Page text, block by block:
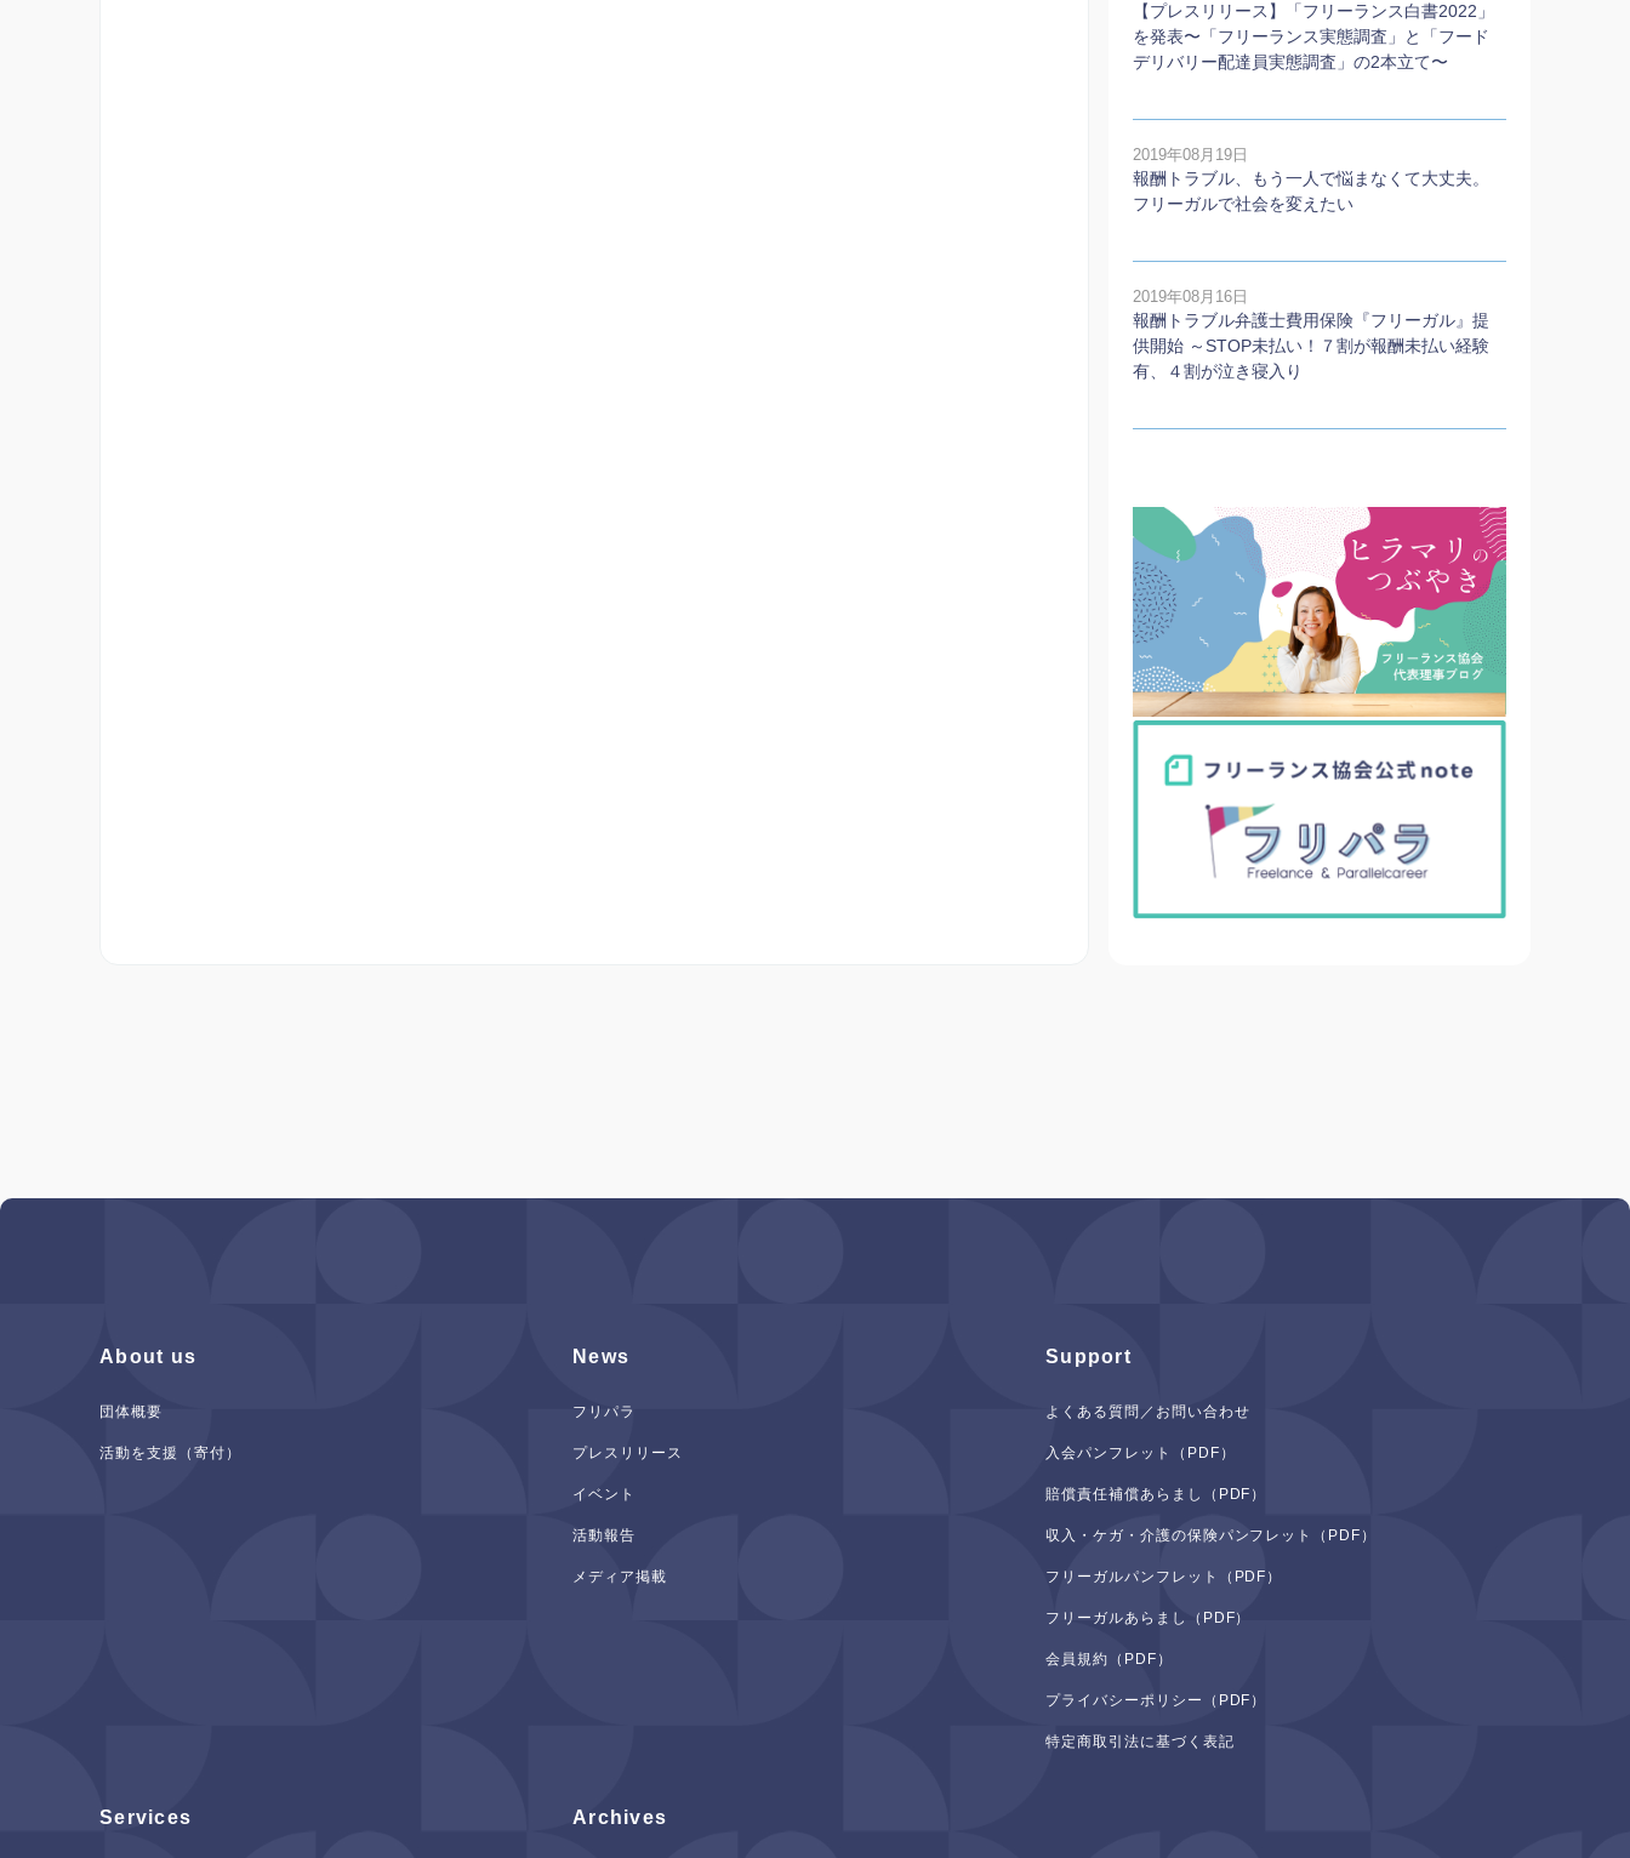
【プレスリリース】「フリーランス白書2022」
を発表〜「フリーランス実態調査」と「フード
デリバリー配達員実態調査」の2本⽴て〜
2019年08月19日
報酬トラブル、もう一人で悩まなくて大丈夫。
フリーガルで社会を変えたい
2019年08月16日
報酬トラブル弁護士費用保険『フリーガル』提
供開始 ～STOP未払い！７割が報酬未払い経験
有、４割が泣き寝入り
About us
団体概要
活動を支援（寄付）
News
フリパラ
プレスリリース
イベント
活動報告
メディア掲載
Support
よくある質問／お問い合わせ
入会パンフレット（PDF）
賠償責任補償あらまし（PDF）
収入・ケガ・介護の保険パンフレット（PDF）
フリーガルパンフレット（PDF）
フリーガルあらまし（PDF）
会員規約（PDF）
プライバシーポリシー（PDF）
特定商取引法に基づく表記
Services Archives